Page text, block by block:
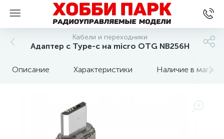
Кабели и переходники
Адаптер с Type-c на micro OTG NB256H
Описание Характеристики Наличие в